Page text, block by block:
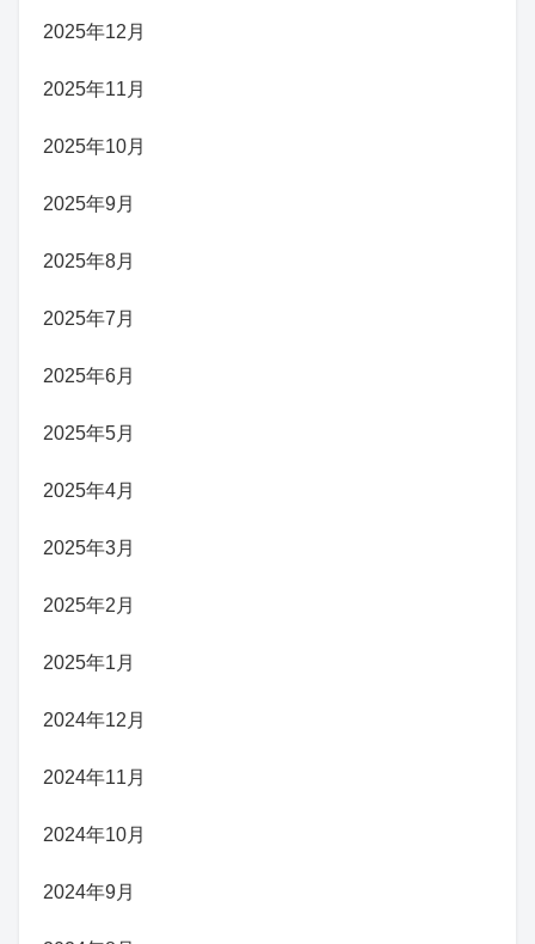
2025年12月
2025年11月
2025年10月
2025年9月
2025年8月
2025年7月
2025年6月
2025年5月
2025年4月
2025年3月
2025年2月
2025年1月
2024年12月
2024年11月
2024年10月
2024年9月